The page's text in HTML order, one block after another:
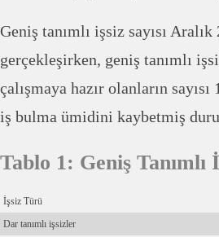
Geniş tanımlı işsiz sayısı
gerçekleşirken, geniş tanımlı
çalışmaya hazır olanların
iş bulma ümidini kaybetmiş
Tablo 1: Geniş
İşsiz Türü
Dar tanımlı işsizler